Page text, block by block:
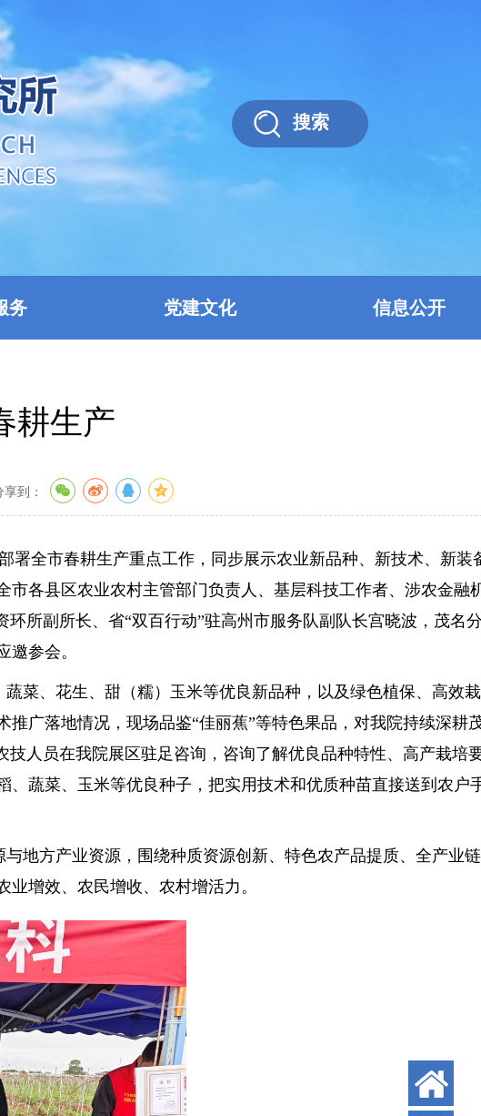
搜索
务 党建文化 信息公开
耕生产
享到：
全市春耕生产重点工作，同步展示农业新品种、新技术、新装
各县区农业农村主管部门负责人、基层科技工作者、涉农金融
所副所长、省“双百行动”驻高州市服务队副队长宫晓波，茂名
参会。
菜、花生、甜（糯）玉米等优良新品种，以及绿色植保、高效
广落地情况，现场品鉴“佳丽蕉”等特色果品，对我院持续深耕
人员在我院展区驻足咨询，咨询了解优良品种特性、高产栽培
蔬菜、玉米等优良种子，把实用技术和优质种苗直接送到农户
地方产业资源，围绕种质资源创新、特色农产品提质、全产业
增效、农民增收、农村增活力。